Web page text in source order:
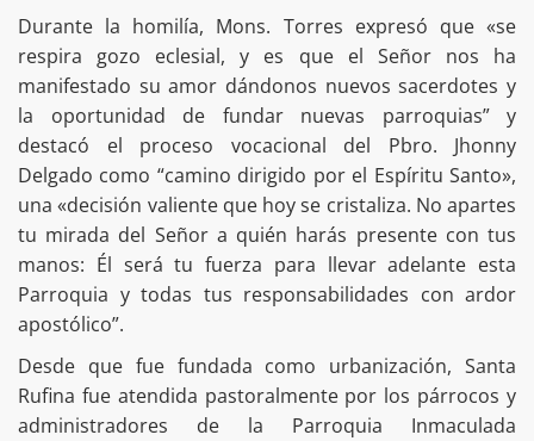
Durante la homilía, Mons. Torres expresó que «se
respira gozo eclesial, y es que el Señor nos ha
manifestado su amor dándonos nuevos sacerdotes y
la oportunidad de fundar nuevas parroquias” y
destacó el proceso vocacional del Pbro. Jhonny
Delgado como “camino dirigido por el Espíritu Santo»,
una «decisión valiente que hoy se cristaliza. No apartes
tu mirada del Señor a quién harás presente con tus
manos: Él será tu fuerza para llevar adelante esta
Parroquia y todas tus responsabilidades con ardor
apostólico”.
Desde que fue fundada como urbanización, Santa
Rufina fue atendida pastoralmente por los párrocos y
administradores de la Parroquia Inmaculada